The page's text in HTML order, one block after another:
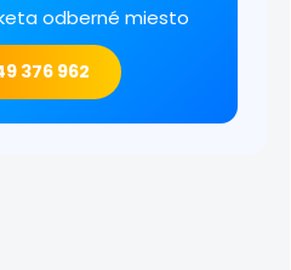
odberné miesto
376 962